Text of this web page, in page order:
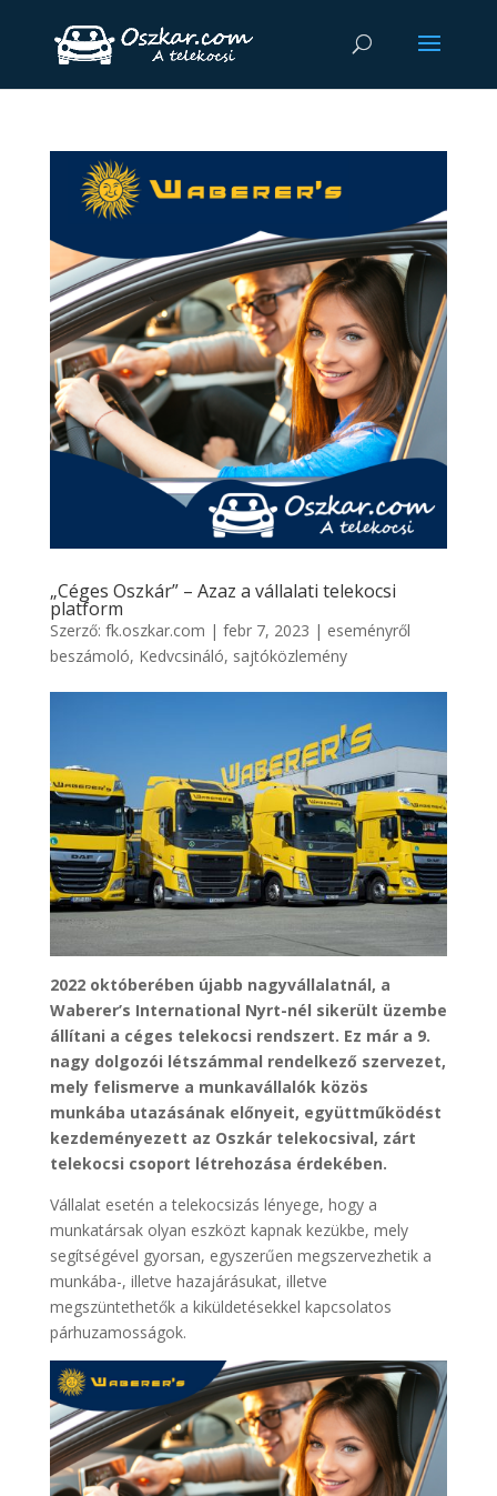
„Céges Oszkár” – Azaz a vállalati telekocsi
platform
Szerző: fk.oszkar.com | febr 7, 2023 | eseményről
beszámoló, Kedvcsináló, sajtóközlemény
2022 októberében újabb nagyvállalatnál, a
Waberer’s International Nyrt-nél sikerült üzembe
állítani a céges telekocsi rendszert. Ez már a 9.
nagy dolgozói létszámmal rendelkező szervezet,
mely felismerve a munkavállalók közös
munkába utazásának előnyeit, együttműködést
kezdeményezett az Oszkár telekocsival, zárt
telekocsi csoport létrehozása érdekében.
Vállalat esetén a telekocsizás lényege, hogy a
munkatársak olyan eszközt kapnak kezükbe, mely
segítségével gyorsan, egyszerűen megszervezhetik a
munkába-, illetve hazajárásukat, illetve
megszüntethetők a kiküldetésekkel kapcsolatos
párhuzamosságok.